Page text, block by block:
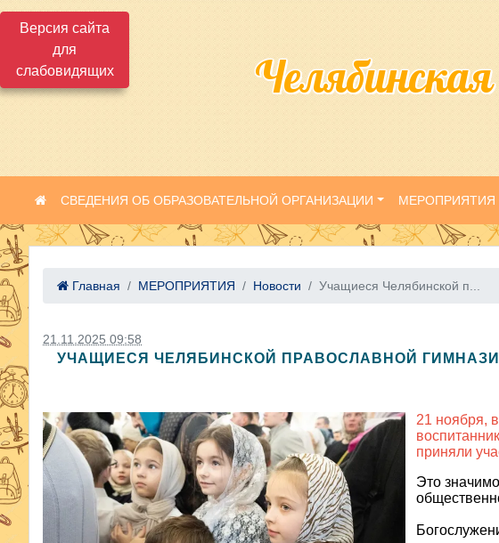
Версия сайта
для
слабовидящих
СВЕДЕНИЯ ОБ ОБРАЗОВАТЕЛЬНОЙ ОРГАНИЗАЦИИ МЕРОПРИЯТИЯ
Главная МЕРОПРИЯТИЯ Новости Учащиеся Челябинской п...
21.11.2025 09:58
УЧАЩИЕСЯ ЧЕЛЯБИНСКОЙ ПРАВОСЛАВНОЙ
21 ноября,
приняли
Это